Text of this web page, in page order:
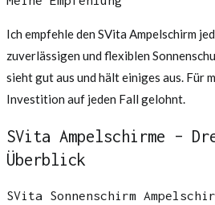
Ich empfehle den SVita Ampelschirm
zuverlässigen und flexiblen
sieht gut aus und hält einiges aus. Für
Investition auf jeden Fall gelohnt.
SVita Ampelschirme –
Überblick
SVita Sonnenschirm